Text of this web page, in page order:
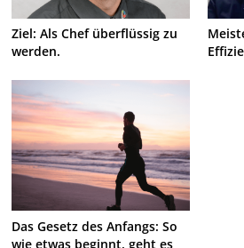
Ziel: Als Chef überflüssig zu
werden.
Das Gesetz des Anfangs: So
wie etwas beginnt, geht es